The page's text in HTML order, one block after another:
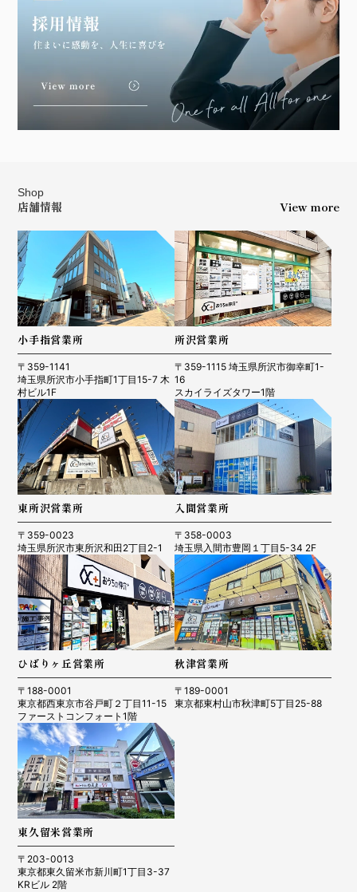
Shop
店舗情報 View more
小手指営業所
〒359-1141
埼玉県所沢市小手指町1丁目15-7 木
村ビル1F
所沢営業所
〒359-1115 埼玉県所沢市御幸町1-
16
スカイライズタワー1階
東所沢営業所
〒359-0023
埼玉県所沢市東所沢和田2丁目2-1
入間営業所
〒358-0003
埼玉県入間市豊岡１丁目5-34 2F
ひばりヶ丘営業所
〒188-0001
東京都西東京市谷戸町２丁目11-15
ファーストコンフォート1階
秋津営業所
〒189-0001
東京都東村山市秋津町5丁目25-88
東久留米営業所
〒203-0013
東京都東久留米市新川町1丁目3-37
KRビル 2階